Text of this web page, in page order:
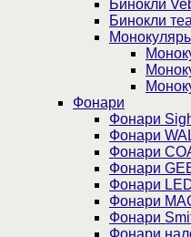
Бинокли
Бинокли
Фонари
Фонари
Фонари
Фонари
Фонари
Фонари
Фонари
Фонари